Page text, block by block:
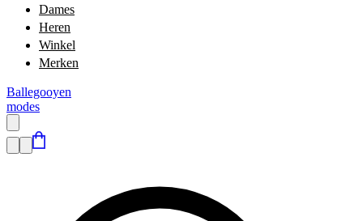
Dames
Heren
Winkel
Merken
Ballegooyen
modes